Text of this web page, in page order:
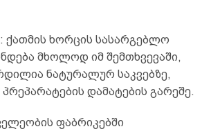
ქათმის ხორცის სასარგებლო
მხოლოდ იმ შემთხვევაში,
ნატურალურ საკვებზე,
დამატების გარეშე.
ფაბრიკებში